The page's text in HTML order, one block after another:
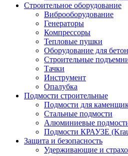
Строительное оборудование
Виброоборудование
Генераторы
Компрессоры
Тепловые пушки
Оборудование для
Строительные
Тачки
Инструмент
Опалубка
Подмости строительные
Подмости для
Стальные подмости
Алюминиевые
Подмости КРАУЗЕ
Защита и безопасность
Удерживающие и